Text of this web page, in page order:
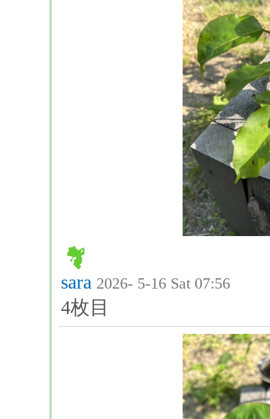
sara 2026- 5-16 Sat 07:56
4枚目